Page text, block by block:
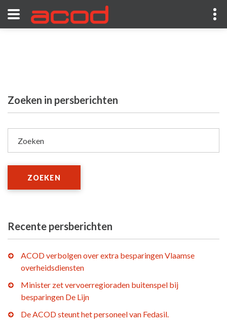
Zoeken in persberichten
Zoeken
ZOEKEN
Recente persberichten
ACOD verbolgen over extra besparingen Vlaamse
overheidsdiensten
Minister zet vervoerregioraden buitenspel bij
besparingen De Lijn
De ACOD steunt het personeel van Fedasil.